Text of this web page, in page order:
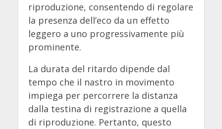
riproduzione, consentendo di regolare
la presenza dell’eco da un effetto
leggero a uno progressivamente più
prominente.
La durata del ritardo dipende dal
tempo che il nastro in movimento
impiega per percorrere la distanza
dalla testina di registrazione a quella
di riproduzione. Pertanto, questo